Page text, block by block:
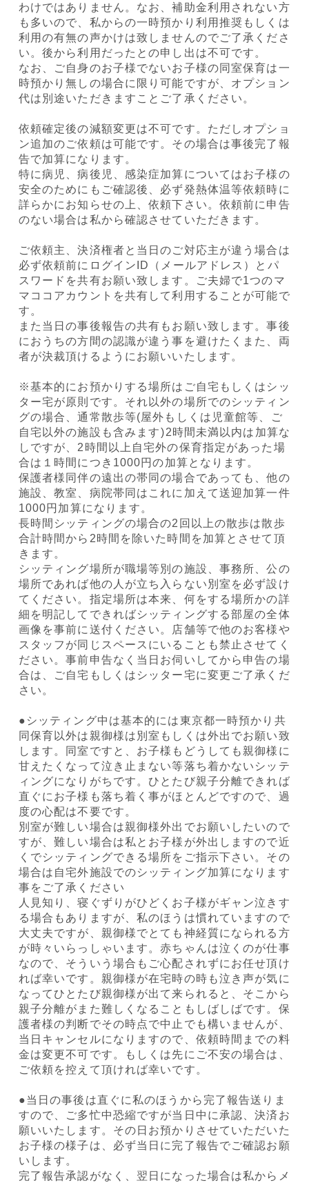
わけではありません。なお、補助金利用されない方
も多いので、私からの一時預かり利用推奨もしくは
利用の有無の声かけは致しませんのでご了承くださ
い。後から利用だったとの申し出は不可です。
なお、ご自身のお子様でないお子様の同室保育は一
時預かり無しの場合に限り可能ですが、オプション
代は別途いただきますことご了承ください。
依頼確定後の減額変更は不可です。ただしオプショ
ン追加のご依頼は可能です。その場合は事後完了報
告で加算になります。
特に病児、病後児、感染症加算についてはお子様の
安全のためにもご確認後、必ず発熱体温等依頼時に
詳らかにお知らせの上、依頼下さい。依頼前に申告
のない場合は私から確認させていただきます。
ご依頼主、決済権者と当日のご対応主が違う場合は
必ず依頼前にログインID（メールアドレス）とパ
スワードを共有お願い致します。ご夫婦で1つのマ
マココアカウントを共有して利用することが可能で
す。
また当日の事後報告の共有もお願い致します。事後
におうちの方間の認識が違う事を避けたくまた、両
者が決裁頂けるようにお願いいたします。
※基本的にお預かりする場所はご自宅もしくはシッ
ター宅が原則です。それ以外の場所でのシッティン
グの場合、通常散歩等(屋外もしくは児童館等、ご
自宅以外の施設も含みます⁠)2時間未満以内は加算な
しですが、2時間以上自宅外の保育指定があった場
合は１時間につき1000円の加算となります。
保護者様同伴の遠出の帯同の場合であっても、他の
施設、教室、病院帯同はこれに加えて送迎加算一件
1000円加算になります。
長時間シッティングの場合の2回以上の散歩は散歩
合計時間から2時間を除いた時間を加算とさせて頂
きます。
シッティング場所が職場等別の施設、事務所、公の
場所であれば他の人が立ち入らない別室を必ず設け
てください。指定場所は本来、何をする場所かの詳
細を明記してできればシッティングする部屋の全体
画像を事前に送付ください。店舗等で他のお客様や
スタッフが同じスペースにいることも禁止させてく
ださい。事前申告なく当日お伺いしてから申告の場
合は、ご自宅もしくはシッター宅に変更ご了承くだ
さい。
●シッティング中は基本的には東京都一時預かり共
同保育以外は親御様は別室もしくは外出でお願い致
します。同室ですと、お子様もどうしても親御様に
甘えたくなって泣き止まない等落ち着かないシッテ
ィングになりがちです。ひとたび親子分離できれば
直ぐにお子様も落ち着く事がほとんどですので、過
度の心配は不要です。
別室が難しい場合は親御様外出でお願いしたいので
すが、難しい場合は私とお子様が外出しますので近
くでシッティングできる場所をご指示下さい。その
場合は自宅外施設でのシッティング加算になります
事をご了承ください
人見知り、寝ぐずりがひどくお子様がギャン泣きす
る場合もありますが、私のほうは慣れていますので
大丈夫ですが、親御様でとても神経質になられる方
が時々いらっしゃいます。赤ちゃんは泣くのが仕事
なので、そういう場合もご心配されずにお任せ頂け
れば幸いです。親御様が在宅時の時も泣き声が気に
なってひとたび親御様が出て来られると、そこから
親子分離がまた難しくなることもしばしばです。保
護者様の判断でその時点で中止でも構いませんが、
当日キャンセルになりますので、依頼時間までの料
金は変更不可です。もしくは先にご不安の場合は、
ご依頼を控えて頂ければ幸いです。
●当日の事後は直ぐに私のほうから完了報告送りま
すので、ご多忙中恐縮ですが当日中に承認、決済お
願いいたします。その日お預かりさせていただいた
お子様の様子は、必ず当日に完了報告でご確認お願
いします。
完了報告承認がなく、翌日になった場合は私からメ